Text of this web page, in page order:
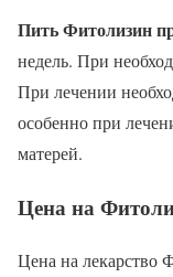
Пить Фитолизин
недель. При
При лечении
особенно при
матерей.
Цена на
Цена на лекарство